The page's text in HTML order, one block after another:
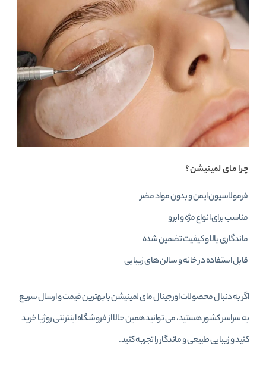
چرا مای لمینیشن؟
فرمولاسیون ایمن و بدون مواد مضر
مناسب برای انواع مژه و ابرو
ماندگاری بالا و کیفیت تضمین‌ شده
قابل استفاده در خانه و سالن‌ های زیبایی
اگر به دنبال محصولات اورجینال مای لمینیشن با بهترین قیمت و ارسال سریع
به سراسر کشور هستید، می‌ توانید همین حالا از فروشگاه اینترنتی روژیا خرید
کنید و زیبایی طبیعی و ماندگار را تجربه کنید.